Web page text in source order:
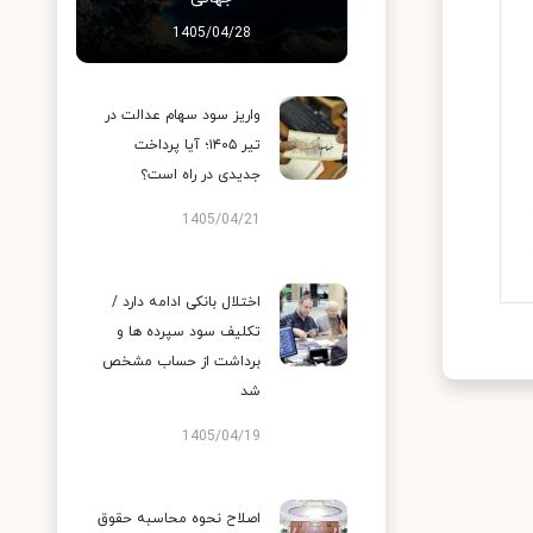
1405/04/28
واریز سود سهام عدالت در
تیر ۱۴۰۵؛ آیا پرداخت
جدیدی در راه است؟
1405/04/21
اختلال بانکی ادامه دارد /
تکلیف سود سپرده ها و
برداشت از حساب مشخص
شد
1405/04/19
اصلاح نحوه محاسبه حقوق